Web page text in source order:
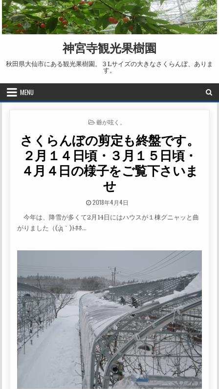
Skip to content
神宮寺観光果樹園
秋田県大仙市にある観光果樹園。３Lサイズの大きなさくらんぼ、ありま
す。
MENU
POSTED IN
爺が呟く。
さくらんぼの剪定も終盤です。
２月１４日頃・３月１５日頃・
４月４日の様子をご覧下さいま
せ
PUBLISHED DATE:
2018年4月4日
今年は、降雪が多くて2月14日にはハウスが１棟グニャッと曲
がりました（(;´д｀)ﾄﾎﾎ…